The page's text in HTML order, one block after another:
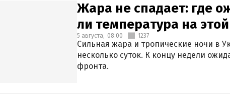
Жара не спадает: где
ли температура на
5 августа, 08:00 1237
Сильная жара и тропические ночи в
несколько суток. К концу недели
фронта.